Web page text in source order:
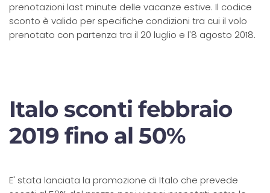
prenotazioni last minute delle vacanze estive. Il codice
sconto è valido per specifiche condizioni tra cui il volo
prenotato con partenza tra il 20 luglio e l'8 agosto 2018.
Italo sconti febbraio
2019 fino al 50%
E' stata lanciata la promozione di Italo che prevede